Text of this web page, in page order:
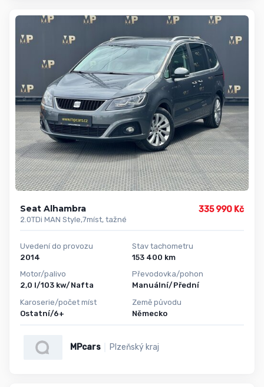
Seat Alhambra
2.0TDi MAN Style,7míst, tažné
335 990 Kč
Uvedení do provozu
2014
Motor/palivo
2,0 l/103 kw/Nafta
Karoserie/počet míst
Ostatní/6+
Stav tachometru
153 400 km
Převodovka/pohon
Manuální/Přední
Země původu
Německo
MPcars Plzeňský kraj